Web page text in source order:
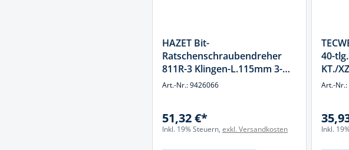
HAZET Bit-
Ratschenschraubendreher
811R-3 Klingen-L.115mm 3-
Komponenten-Griff HAZET
Art.-Nr.: 9426066
51,32 €*
Inkl. 19% Steuern, exkl. Versandkosten
40-
KT./
Art.-
Inkl.